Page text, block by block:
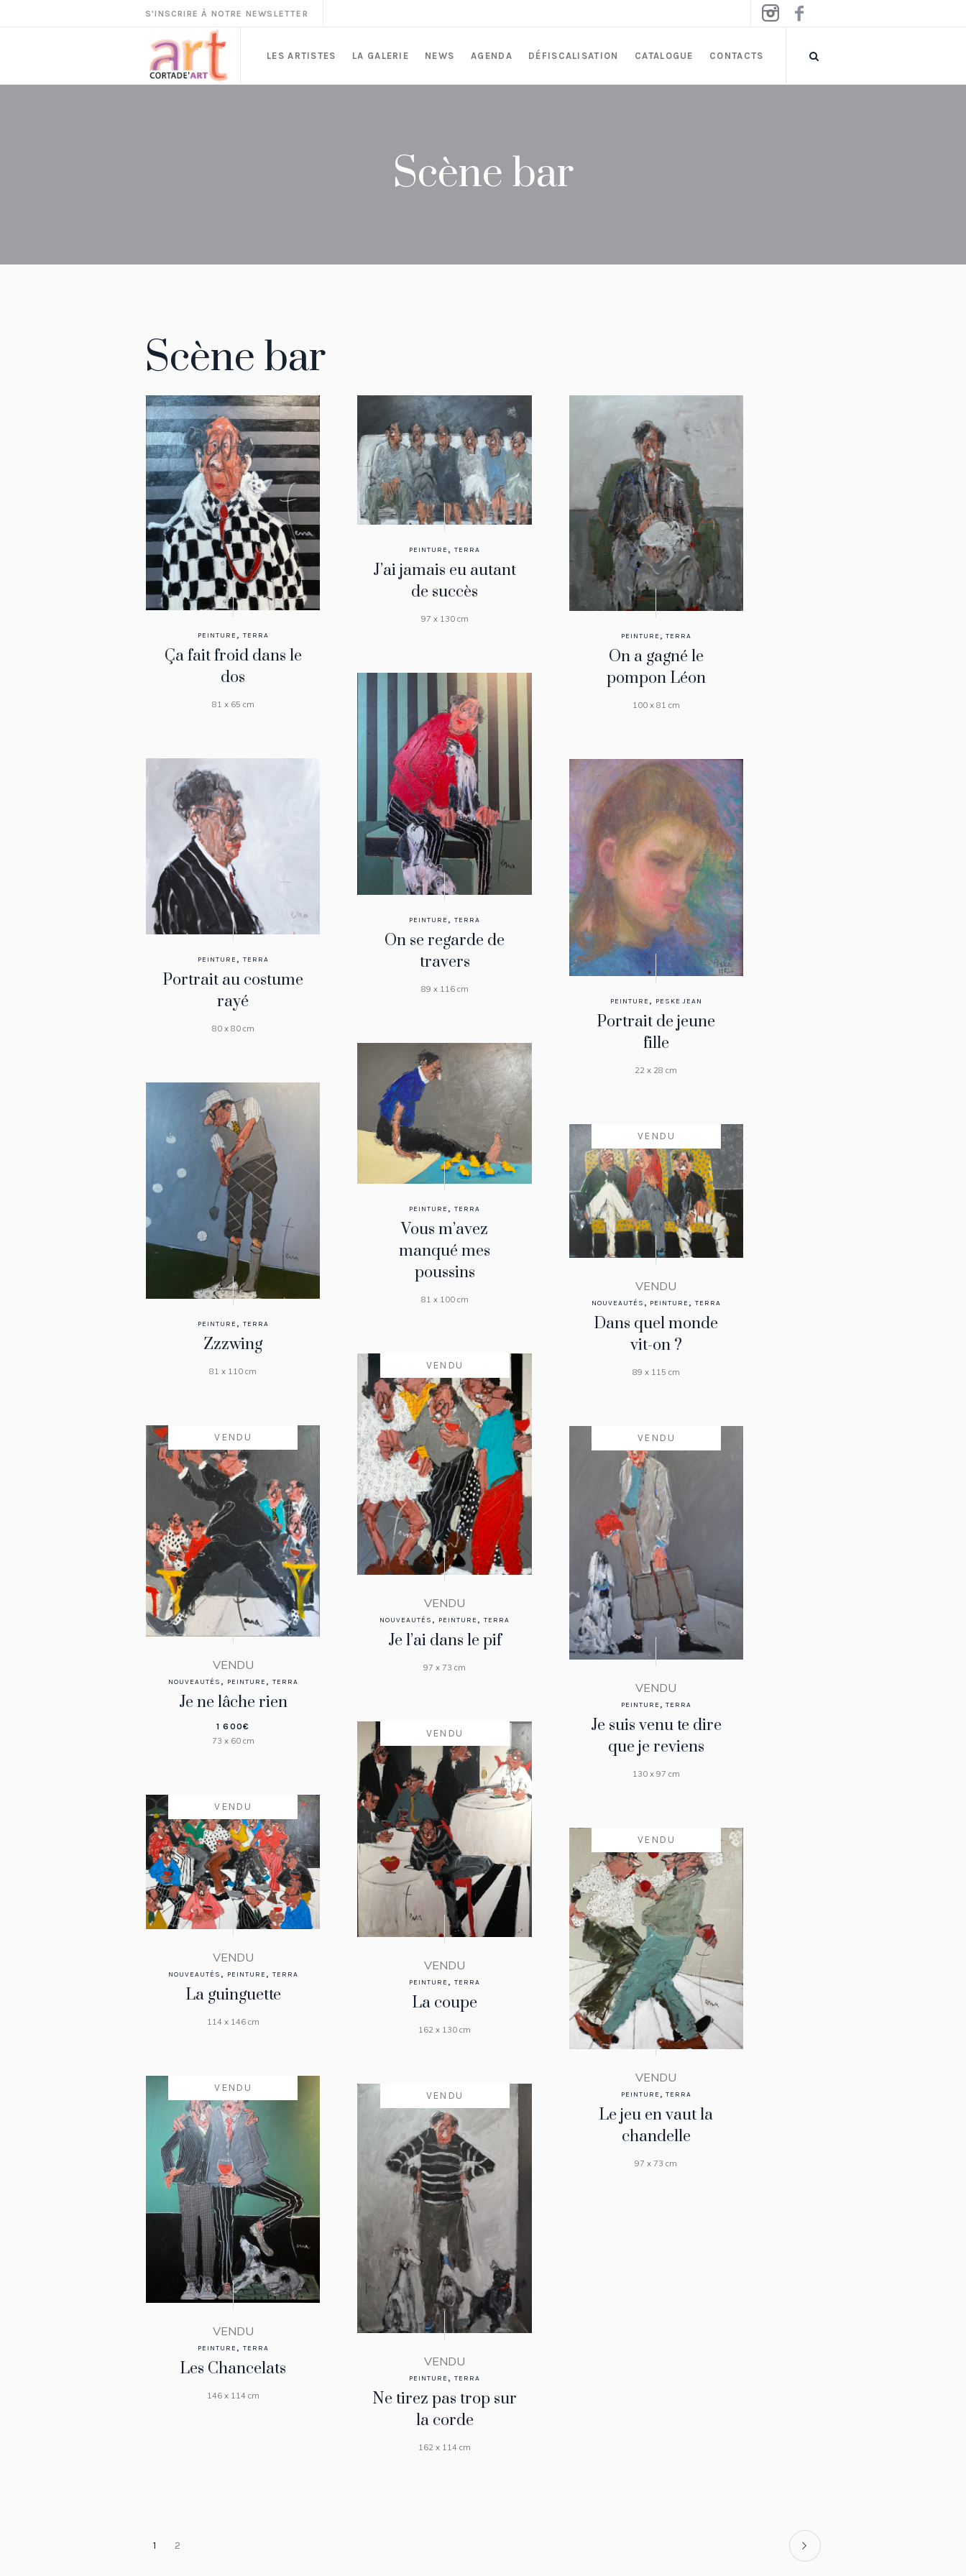
S'INSCRIRE À NOTRE NEWSLETTER
LES ARTISTES LA GALERIE NEWS AGENDA DÉFISCALISATION CATALOGUE CONTACTS
Scène bar
Scène bar
PEINTURE , TERRA
Ça fait froid dans le
dos
81 x 65 cm
PEINTURE , TERRA
J’ai jamais eu autant
de succès
97 x 130 cm
PEINTURE ,TERRA
On a gagné le
pompon Léon
100 x 81 cm
PEINTURE , TERRA
On se regarde de
travers
89 x 116 cm
PEINTURE , TERRA
Portrait au costume
rayé
80 x 80 cm
PEINTURE , PESKE JEAN
Portrait de jeune
fille
22 x 28 cm
PEINTURE , TERRA
Vous m’avez
manqué mes
poussins
81 x 100 cm
PEINTURE , TERRA
Zzzwing
81 x 110 cm
VENDU
VENDU
NOUVEAUTÉS , PEINTURE ,TERRA
Dans quel monde
vit-on ?
89 x 115 cm
VENDU
VENDU
NOUVEAUTÉS , PEINTURE , TERRA
Je l’ai dans le pif
97 x 73 cm
VENDU
VENDU
NOUVEAUTÉS , PEINTURE , TERRA
Je ne lâche rien
1 600€
73 x 60 cm
VENDU
VENDU
PEINTURE ,TERRA
Je suis venu te dire
que je reviens
130 x 97 cm
VENDU
VENDU
PEINTURE , TERRA
La coupe
162 x 130 cm
VENDU
VENDU
NOUVEAUTÉS , PEINTURE , TERRA
La guinguette
114 x 146 cm
VENDU
VENDU
PEINTURE ,TERRA
Le jeu en vaut la
chandelle
97 x 73 cm
VENDU
VENDU
PEINTURE , TERRA
Les Chancelats
146 x 114 cm
VENDU
VENDU
PEINTURE , TERRA
Ne tirez pas trop sur
la corde
162 x 114 cm
1 2